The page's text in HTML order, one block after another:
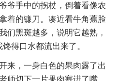
爷手中的拐杖，倒着看像农
着的镰刀。凑近看牛角蕉脸
们黑斑越多，说明它越熟，
得口水都流出来了。
来，一身白色的果肉露了出